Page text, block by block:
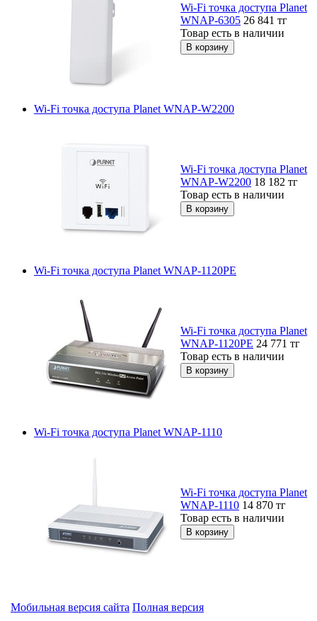
Wi-Fi точка доступа Planet
WNAP-6305 26 841 тг
Товар есть в наличии
Wi-Fi точка доступа Planet WNAP-W2200
Wi-Fi точка доступа Planet
WNAP-W2200 18 182 тг
Товар есть в наличии
Wi-Fi точка доступа Planet WNAP-1120PE
Wi-Fi точка доступа Planet
WNAP-1120PE 24 771 тг
Товар есть в наличии
Wi-Fi точка доступа Planet WNAP-1110
Wi-Fi точка доступа Planet
WNAP-1110 14 870 тг
Товар есть в наличии
Мобильная версия сайта Полная версия